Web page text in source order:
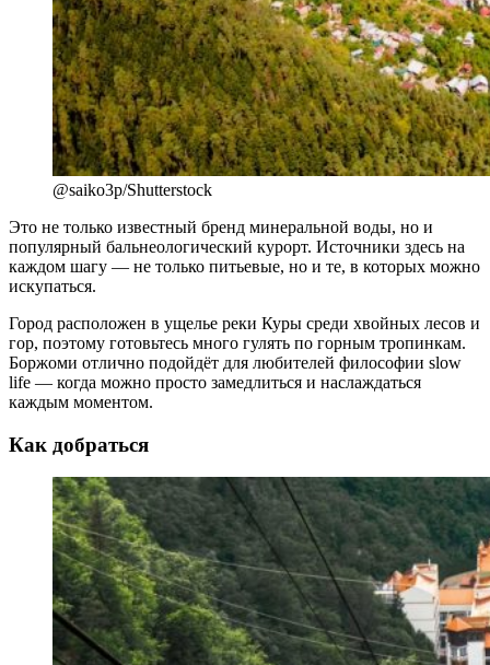
@saiko3p/Shutterstock
Это не только известный бренд минеральной воды, но и
популярный бальнеологический курорт. Источники здесь на
каждом шагу — не только питьевые, но и те, в которых можно
искупаться.
Город расположен в ущелье реки Куры среди хвойных лесов и
гор, поэтому готовьтесь много гулять по горным тропинкам.
Боржоми отлично подойдёт для любителей философии slow
life — когда можно просто замедлиться и наслаждаться
каждым моментом.
Как добраться